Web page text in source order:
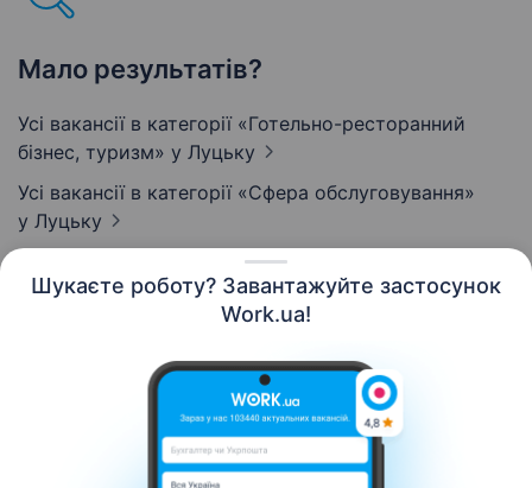
Шукаєте роботу? Завантажуйте застосунок
Work.ua!
Мало результатів?
Усі вакансії в категорії «Готельно-ресторанний
бізнес, туризм» у Луцьку
Усі вакансії в категорії «Сфера обслуговування»
у Луцьку